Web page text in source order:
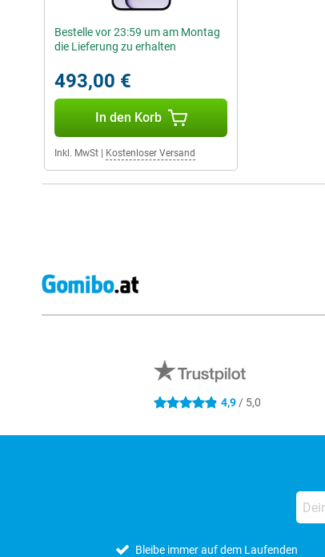
Bestelle vor 23:59 um am Montag
die Lieferung zu erhalten
493,00 €
In den Korb
Inkl. MwSt Kostenloser Versand
4.9 Sterne 4,9/ 5,0
Bleibe immer auf dem Laufenden